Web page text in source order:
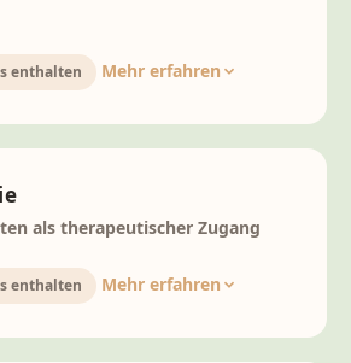
enthalten Mehr erfahren
als therapeutischer Zugang
enthalten Mehr erfahren